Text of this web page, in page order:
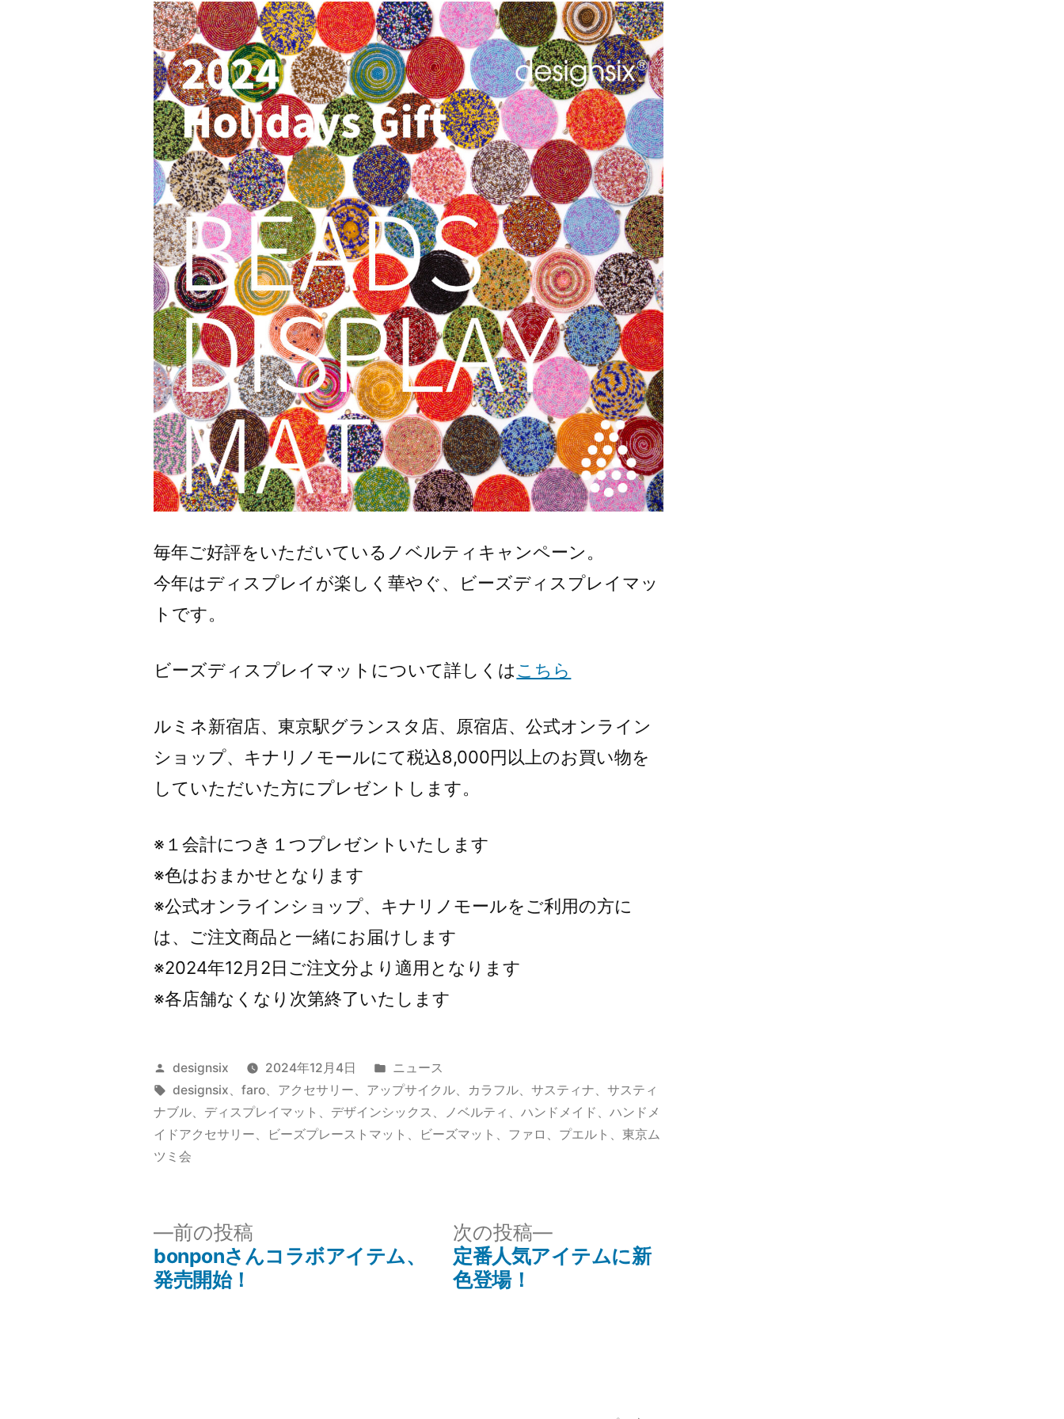
毎年ご好評をいただいているノベルティキャンペーン。
今年はディスプレイが楽しく華やぐ、ビーズディスプレイマッ
トです。
ビーズディスプレイマットについて詳しくはこちら
ルミネ新宿店、東京駅グランスタ店、原宿店、公式オンライン
ショップ、キナリノモールにて税込8,000円以上のお買い物を
していただいた方にプレゼントします。
※１会計につき１つプレゼントいたします
※色はおまかせとなります
※公式オンラインショップ、キナリノモールをご利用の方に
は、ご注文商品と一緒にお届けします
※2024年12月2日ご注文分より適用となります
※各店舗なくなり次第終了いたします
投
稿
者:
designsix 2024年12月4日
カ
テ
ゴ
リ
ニュース
タ
グ:
designsix 、faro アクセサリー アップサイクル カラフル 、サスティナ 、サスティ
ナブル
ディスプレイマット デザインシックス ノベルティ 、ハンドメイド 、ハンドメ
イドアクセサリー
ビーズプレーストマット ビーズマット ファロ プエルト 、東京ム
ツミ会
前の投稿
の
bonponさんコラボアイテム、
発売開始！
次の投稿
次
の
定番人気アイテムに新
色登場！